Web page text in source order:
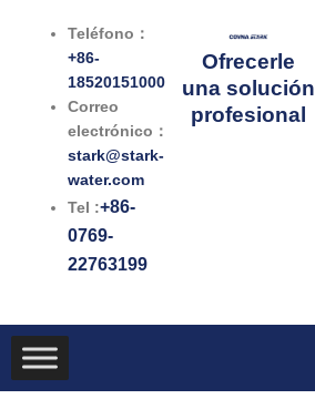
contenido
Teléfono：
+86-
18520151000
Correo
electrónico：
stark@stark-
water.com
Tel :+86-
0769-
22763199
Ofrecerle
una solución
profesional